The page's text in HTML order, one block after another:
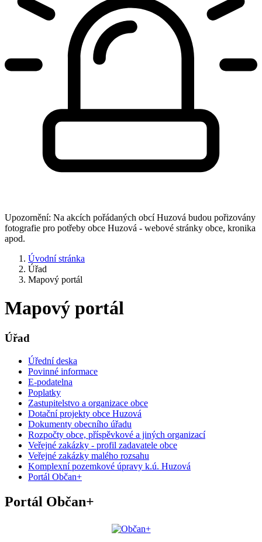
Upozornění: Na akcích pořádaných obcí Huzová budou pořizovány
fotografie pro potřeby obce Huzová - webové stránky obce, kronika
apod.
Úvodní stránka
Úřad
Mapový portál
Mapový portál
Úřad
Úřední deska
Povinné informace
E-podatelna
Poplatky
Zastupitelstvo a organizace obce
Dotační projekty obce Huzová
Dokumenty obecního úřadu
Rozpočty obce, příspěvkové a jiných organizací
Veřejné zakázky - profil zadavatele obce
Veřejné zakázky malého rozsahu
Komplexní pozemkové úpravy k.ú. Huzová
Portál Občan+
Portál Občan+